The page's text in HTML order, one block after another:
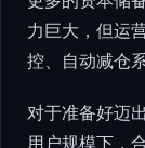
力巨大，但运
控、自动减仓
对于准备好迈